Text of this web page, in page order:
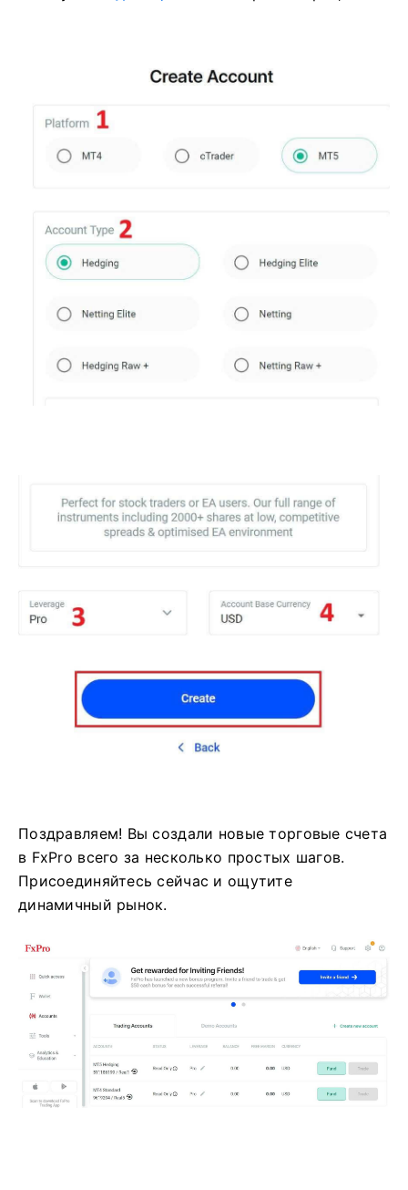
Поздравляем! Вы создали новые торговые счета
в FxPro всего за несколько простых шагов.
Присоединяйтесь сейчас и ощутите
динамичный рынок.